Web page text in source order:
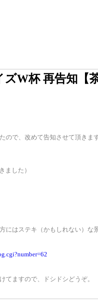
ズW杯 再告知【
ので、改めて告知させて頂きます
ました）
にはステキ（かもしれない）な
てますので、ドシドシどうぞ。